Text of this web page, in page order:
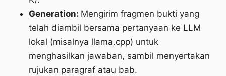
Generation: Mengirim fragmen bukti yang
telah diambil bersama pertanyaan ke LLM
lokal (misalnya llama.cpp) untuk
menghasilkan jawaban, sambil menyertakan
rujukan paragraf atau bab.